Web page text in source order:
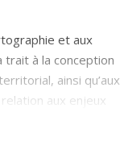
et aux
trait à la conception
ainsi qu’aux
aux enjeux
Ses recherches